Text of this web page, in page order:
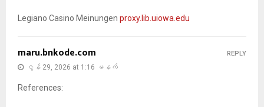
Legiano Casino Meinungen proxy.lib.uiowa.edu
maru.bnkode.com
ဇွန် 29, 2026 at 1:16 မနက်
References:
REPLY